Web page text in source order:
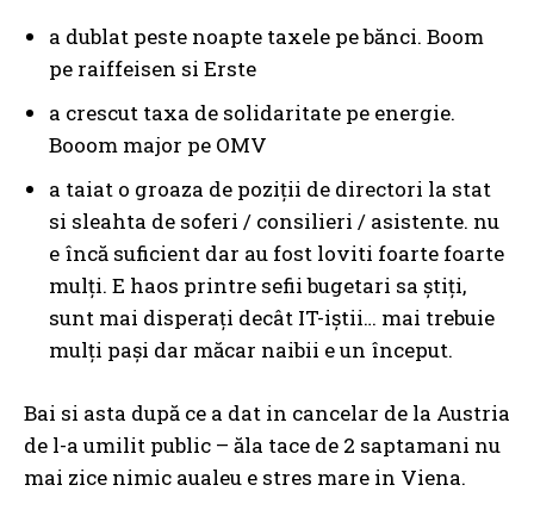
a dublat peste noapte taxele pe bănci. Boom
pe raiffeisen si Erste
a crescut taxa de solidaritate pe energie.
Booom major pe OMV
a taiat o groaza de poziții de directori la stat
si sleahta de soferi / consilieri / asistente. nu
e încă suficient dar au fost loviti foarte foarte
mulți. E haos printre sefii bugetari sa știți,
sunt mai disperați decât IT-iștii… mai trebuie
mulți pași dar măcar naibii e un început.
Bai si asta după ce a dat in cancelar de la Austria
de l-a umilit public – ăla tace de 2 saptamani nu
mai zice nimic aualeu e stres mare in Viena.